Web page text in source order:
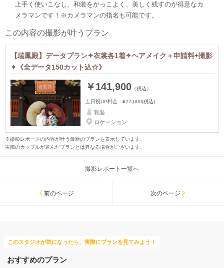
上手く使いこなし、和装をかっこよく、美しく残すのが得意なカ
メラマンです！※カメラマンの指名も可能です。
この内容の撮影が叶うプラン
【瑞鳳殿】データプラン✦衣裳各1着✦ヘアメイク＋申請料+撮影
✦《全データ150カット込☆》
￥141,900 （税込）
土日祝UP料金： ¥22,000(税込)
和装
ロケーション
※撮影レポートの内容が叶う最新のプランを表示しています。
実際のカップルが選んだプランとは異なる場合がございます。
撮影レポート一覧へ
前のページ 次のページ
このスタジオが気になったら、実際にプランを見てみよう！
おすすめのプラン